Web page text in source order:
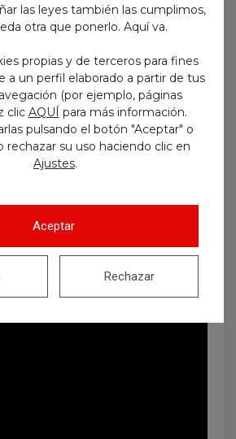
recordad que aquellos
para el
de Zaragoza con nosotros
acceder a cursos
adaptación a la legislación
las leyes también las cumplimos,
otra que ponerlo. Aquí va.
propias y de terceros para fines
a un perfil elaborado a partir de tus
(por ejemplo, páginas
clic AQUÍ para más información.
pulsando el botón "Aceptar" o
rechazar su uso haciendo clic en
Ajustes.
Aceptar
Rechazar